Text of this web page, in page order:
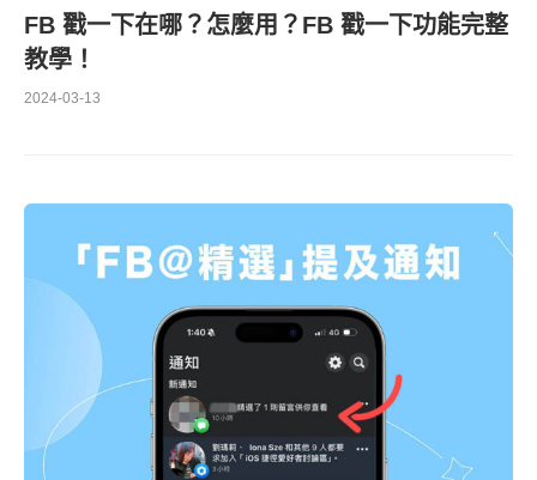
FB 戳一下在哪？怎麼用？FB 戳一下功能完整
教學！
2024-03-13